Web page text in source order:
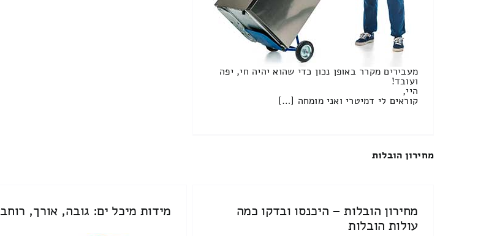
מעבירים מקרר באופן נכון כדי שהוא יהיה חי, יפה
ועובד!
היי,
קוראים לי דמיטרי ואני מומחה […]
מחירון הובלות
מחירון הובלות – היכנסו ובדקו כמה
עולות הובלות
מידות מיכל ים: גובה, אורך, רוחב